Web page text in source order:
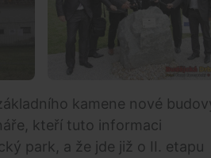
kamene nové
kteří tuto informaci
park, a že jde již o II. etapu